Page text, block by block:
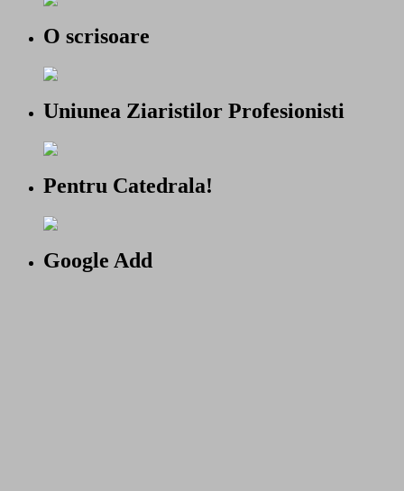
O scrisoare
Uniunea Ziaristilor Profesionisti
Pentru Catedrala!
Google Add